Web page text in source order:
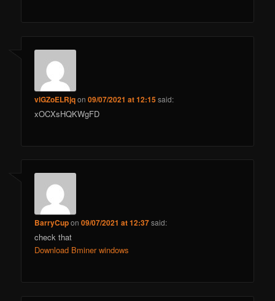
vlGZoELRjqon09/07/2021 at 12:15said:
xOCXsHQKWgFD
BarryCupon09/07/2021 at 12:37said:
check that
Download Bminer windows